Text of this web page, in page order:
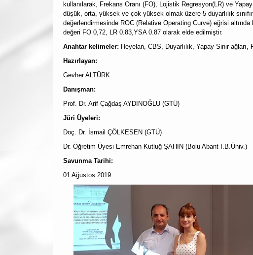
kullanılarak, Frekans Oranı (FO), Lojistik Regresyon(LR) ve
düşük, orta, yüksek ve çok yüksek olmak üzere 5 duyarlılık
değerlendirmesinde ROC (Relative Operating Curve) eğrisi
değeri FO 0,72, LR 0.83,YSA 0.87 olarak elde edilmiştir.
Anahtar kelimeler: Heyelan, CBS, Duyarlılık, Yapay Sinir
Hazırlayan:
Gevher ALTÜRK
Danışman:
Prof. Dr. Arif Çağdaş AYDINOĞLU (GTÜ)
Jüri Üyeleri:
Doç. Dr. İsmail ÇÖLKESEN (GTÜ)
Dr. Öğretim Üyesi Emrehan Kutluğ ŞAHİN (Bolu Abant İ.B.Üniv.)
Savunma Tarihi:
01 Ağustos 2019